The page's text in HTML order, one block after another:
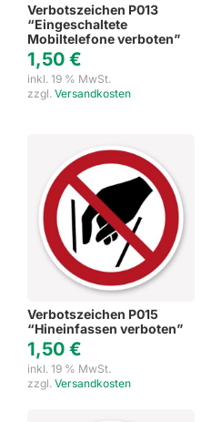
Verbotszeichen P013
“Eingeschaltete
Mobiltelefone verboten”
1,50 €
inkl. 19 % MwSt.
zzgl. Versandkosten
Verbotszeichen P015
“Hineinfassen verboten”
1,50 €
inkl. 19 % MwSt.
zzgl. Versandkosten